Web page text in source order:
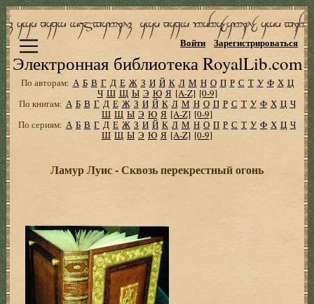
Электронная библиотека RoyalLib.com
Войти Зарегистрироваться
По авторам: А Б В Г Д Е Ж З И Й К Л М Н О П Р С Т У Ф Х Ц
Ч Ш Щ Ы Э Ю Я [A-Z] [0-9]
По книгам: А Б В Г Д Е Ж З И Й К Л М Н О П Р С Т У Ф Х Ц Ч
Ш Щ Ы Э Ю Я [A-Z] [0-9]
По сериям: А Б В Г Д Е Ж З И Й К Л М Н О П Р С Т У Ф Х Ц Ч
Ш Щ Ы Э Ю Я [A-Z] [0-9]
Ламур Луис - Сквозь перекрестный огонь